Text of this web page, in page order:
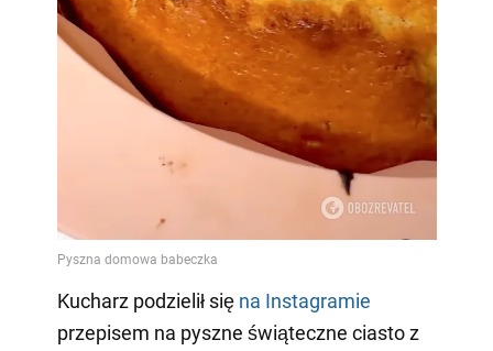
Kucharz podzielił się na Instagramie
przepisem na pyszne świąteczne ciasto z